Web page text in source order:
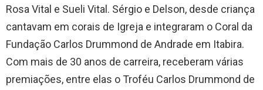
Rosa Vital e Sueli Vital. Sérgio e Delson, desde criança
cantavam em corais de Igreja e integraram o Coral da
Fundação Carlos Drummond de Andrade em Itabira.
Com mais de 30 anos de carreira, receberam várias
premiações, entre elas o Troféu Carlos Drummond de